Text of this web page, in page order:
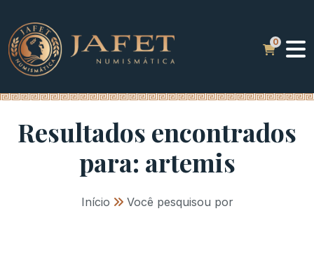
Resultados encontrados
para: artemis
Início » Você pesquisou por